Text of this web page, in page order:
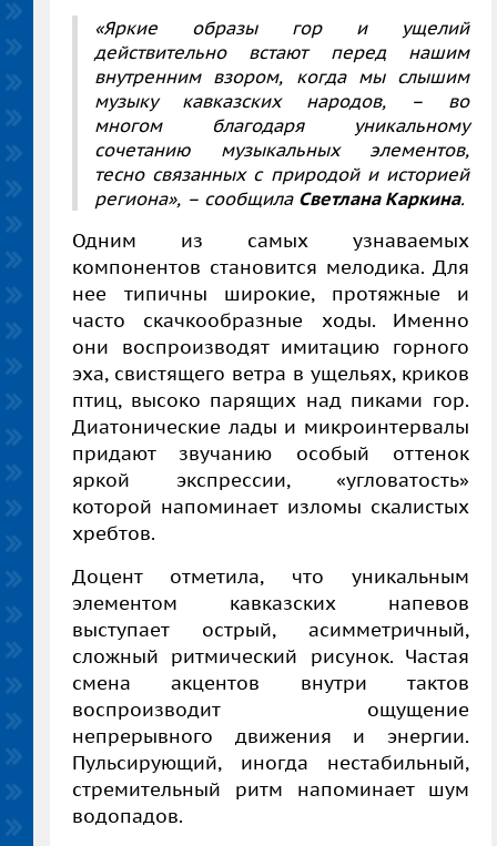
«Яркие образы гор и ущелий
действительно встают перед нашим
внутренним взором, когда мы слышим
музыку кавказских народов, – во
многом благодаря уникальному
сочетанию музыкальных элементов,
тесно связанных с природой и историей
региона», – сообщила Светлана Каркина.
Одним из самых узнаваемых
компонентов становится мелодика. Для
нее типичны широкие, протяжные и
часто скачкообразные ходы. Именно
они воспроизводят имитацию горного
эха, свистящего ветра в ущельях, криков
птиц, высоко парящих над пиками гор.
Диатонические лады и микроинтервалы
придают звучанию особый оттенок
яркой экспрессии, «угловатость»
которой напоминает изломы скалистых
хребтов.
Доцент отметила, что уникальным
элементом кавказских напевов
выступает острый, асимметричный,
сложный ритмический рисунок. Частая
смена акцентов внутри тактов
воспроизводит ощущение
непрерывного движения и энергии.
Пульсирующий, иногда нестабильный,
стремительный ритм напоминает шум
водопадов.